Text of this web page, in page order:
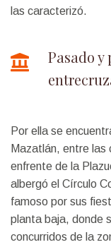
las caracterizó.
Pasado y
Por ella se
Mazatlán, entre las
enfrente de la
albergó el Círculo
famoso por sus
planta baja, donde
concurridos de la